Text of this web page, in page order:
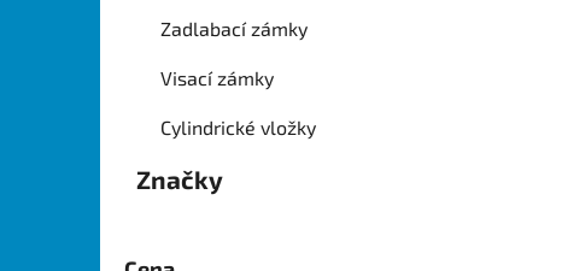
Zadlabací zámky
Visací zámky
Cylindrické vložky
Značky